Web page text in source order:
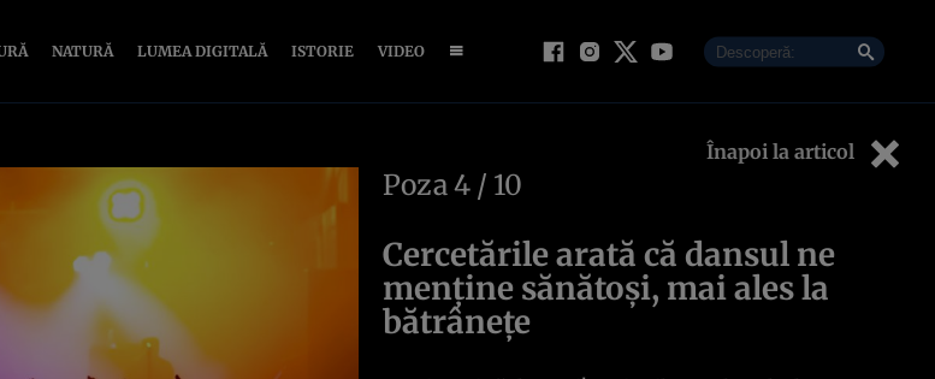
NATURĂ LUMEA DIGITALĂ ISTORIE VIDEO
Înapoi la articol
Poza4 / 10
Cercetările arată că dansul ne
menține sănătoși, mai ales la
bătrânețe